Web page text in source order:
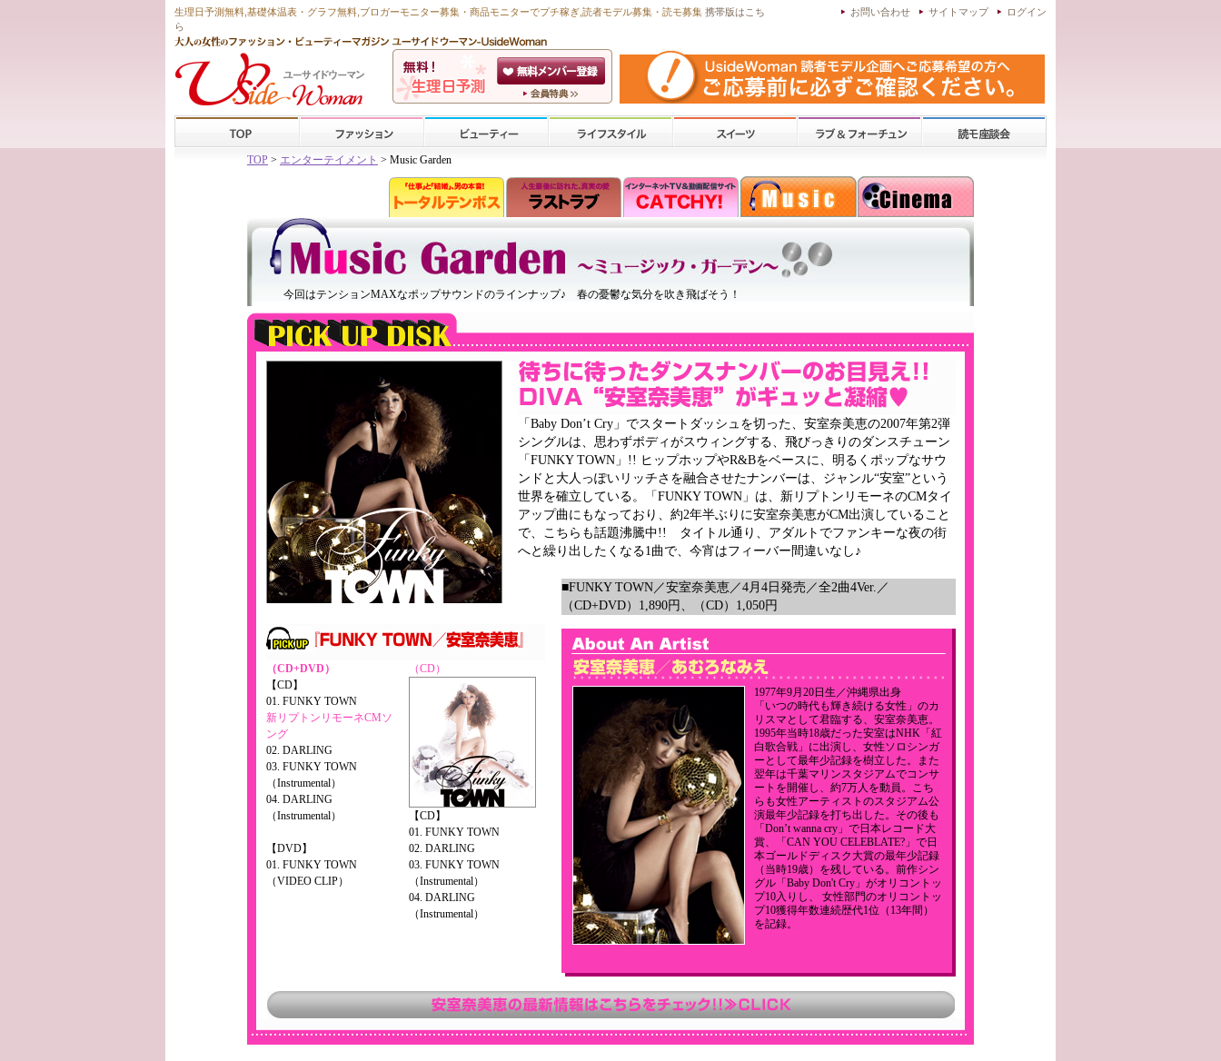
生理日予測無料 基礎体温表・グラフ無料 ,ブロガーモニター募集・商品モニターでプチ稼ぎ ,読者モデル募集・ 読モ募集 携帯版はこち
ら
ログイン
サイトマップ
お問い合わせ
TOP > エンターテイメント > Music Garden
今回はテンションMAXなポップサウンドのラインナップ♪ 春の憂鬱な気分を吹き飛ばそう！
「Baby Don’t Cry」でスタートダッシュを切った、安室奈美恵の2007年第2弾
シングルは、思わずボディがスウィングする、飛びっきりのダンスチューン
「FUNKY TOWN」!! ヒップホップやR&Bをベースに、明るくポップなサウ
ンドと大人っぽいリッチさを融合させたナンバーは、ジャンル“安室”という
世界を確立している。「FUNKY TOWN」は、新リプトンリモーネのCMタイ
アップ曲にもなっており、約2年半ぶりに安室奈美恵がCM出演していること
で、こちらも話題沸騰中!! タイトル通り、アダルトでファンキーな夜の街
へと繰り出したくなる1曲で、今宵はフィーバー間違いなし♪
■FUNKY TOWN／安室奈美恵／4月4日発売／全2曲4Ver.／
（CD+DVD）1,890円、（CD）1,050円
（CD+DVD）
【CD】
01. FUNKY TOWN
新リプトンリモーネCMソ
ング
02. DARLING
03. FUNKY TOWN
（Instrumental）
04. DARLING
（Instrumental）
【DVD】
01. FUNKY TOWN
（VIDEO CLIP）
（CD）
【CD】
01. FUNKY TOWN
02. DARLING
03. FUNKY TOWN
（Instrumental）
04. DARLING
（Instrumental）
1977年9月20日生／沖縄県出身
「いつの時代も輝き続ける女性」のカ
リスマとして君臨する、安室奈美恵。
1995年当時18歳だった安室はNHK「紅
白歌合戦」に出演し、女性ソロシンガ
ーとして最年少記録を樹立した。また
翌年は千葉マリンスタジアムでコンサ
ートを開催し、約7万人を動員。こち
らも女性アーティストのスタジアム公
演最年少記録を打ち出した。その後も
「Don’t wanna cry」で日本レコード大
賞、「CAN YOU CELEBLATE?」で日
本ゴールドディスク大賞の最年少記録
（当時19歳）を残している。前作シン
グル「Baby Don't Cry」がオリコントッ
プ10入りし、 女性部門のオリコントッ
プ10獲得年数連続歴代1位（13年間）
を記録。